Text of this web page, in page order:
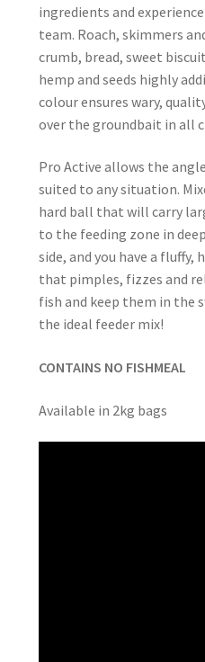
ingredients and
team. Roach, skimmers
crumb, bread, sweet
hemp and seeds highly
colour ensures wary,
over the groundbait in all
Pro Active allows the
suited to any situation.
hard ball that will carry
to the feeding zone in
side, and you have a
that pimples, fizzes and
fish and keep them in
the ideal feeder mix!
CONTAINS NO FISHMEAL
Available in 2kg bags